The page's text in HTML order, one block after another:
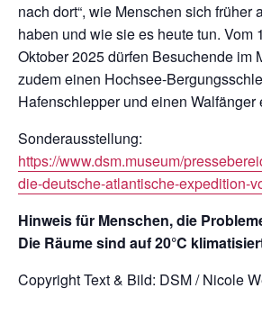
nach dort“, wie Menschen sich früher
haben und wie sie es heute tun. Vom
Oktober 2025 dürfen Besuchende im
zudem einen Hochsee-
Hafenschlepper und einen Walfänger
Sonderausstellung:
https://www.dsm.museum/
die-deutsche-atlantische-expedition-
Hinweis für Menschen, die
Die Räume sind auf 20°C
Copyright Text & Bild: DSM / Nicole